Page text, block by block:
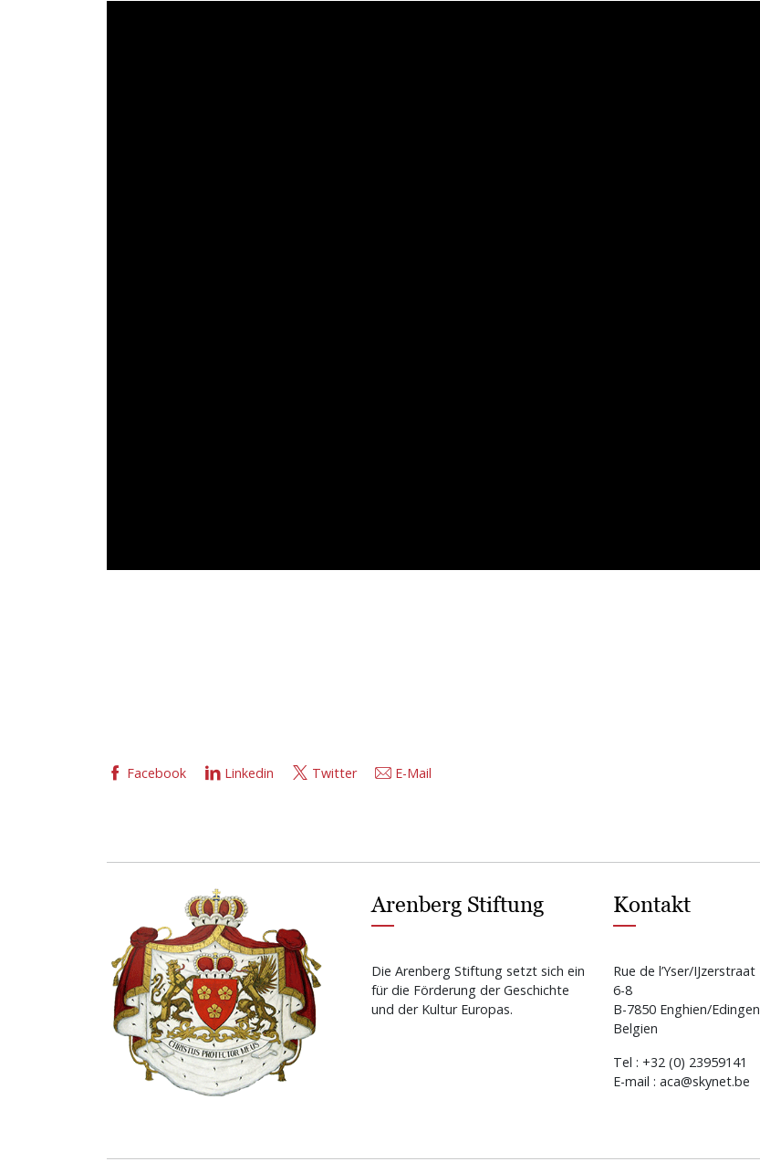
Facebook Linkedin Twitter E-Mail
Arenberg Stiftung
Die Arenberg Stiftung setzt sich ein
für die Förderung der Geschichte
und der Kultur Europas.
Kontakt
Rue de l’Yser/IJzerstraat
6-8
B-7850 Enghien/Edingen
Belgien
Tel : +32 (0) 23959141
E-mail : aca@skynet.be